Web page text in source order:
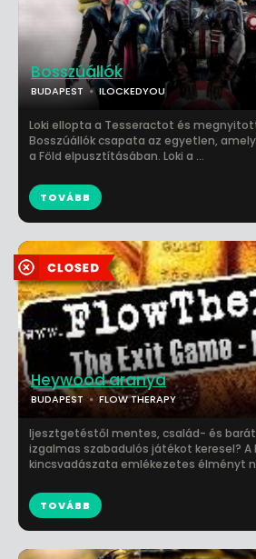
Bosszúállók
BUDAPEST ILOCKEDYOU
Loki ellopta a Tesseractot és
Bosszúállók csapata az egyetlen,
a Föld elpusztításában. Loki a ...
TOVÁBB
Heywood aranya
BUDAPEST FLOW THERAPY
Ijesztgetéstől mentes, család- és
izgalmas szabadulós játékot keresel? A
kincsvadászata emlékezetes élményt
TOVÁBB